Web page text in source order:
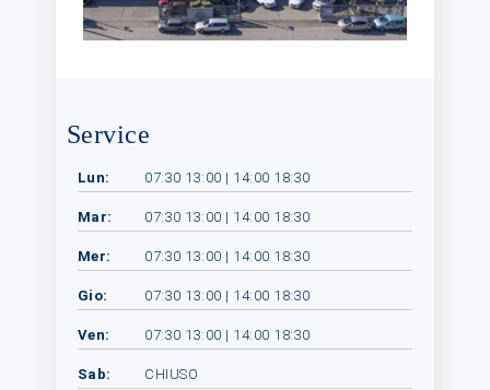
Service
Lun: 07:30 13:00 | 14:00 18:30
Mar: 07:30 13:00 | 14:00 18:30
Mer: 07:30 13:00 | 14:00 18:30
Gio: 07:30 13:00 | 14:00 18:30
Ven: 07:30 13:00 | 14:00 18:30
Sab: CHIUSO